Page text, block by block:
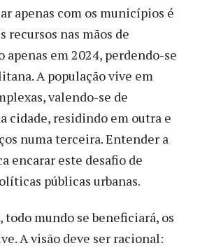
apenas com os municípios é
recursos nas mãos de
em 2024, perdendo-se
A população vive em
valendo-se de
cidade, residindo em outra e
numa terceira. Entender a
encarar este desafio de
públicas urbanas.
todo mundo se beneficiará, os
A visão deve ser racional: